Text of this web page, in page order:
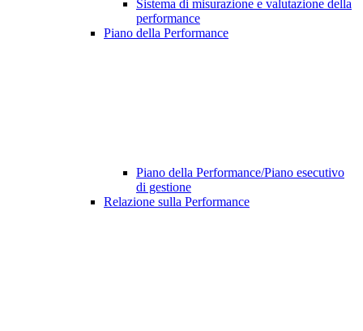
Sistema di misurazione e valutazione della
performance
Piano della Performance
Piano della Performance/Piano esecutivo
di gestione
Relazione sulla Performance